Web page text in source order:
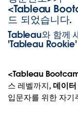
<Tableau
드 되었습니다.
Tableau와 함께
'Tableau Rookie'
<Tableau
스 레벨까지,데이
입문자를 위한 자